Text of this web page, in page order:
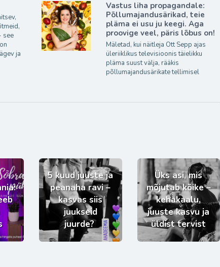
see
ja
Vastus liha propagandale:
Põllumajandusärikad, teie
pläma ei usu ju keegi. Aga
proovige veel, päris lõbus on!
Mäletad, kui näitleja Ott Sepp ajas
üleriiklikus televisioonis täielikku
pläma suust välja, rääkis
põllumajandusärikate tellimisel
5 kuud juuste ja
peanaha ravi –
kasvas siis
juukseid
juurde?
Üks asi, mis
mõjutab kõike –
kehakaalu,
juuste kasvu ja
üldist tervist